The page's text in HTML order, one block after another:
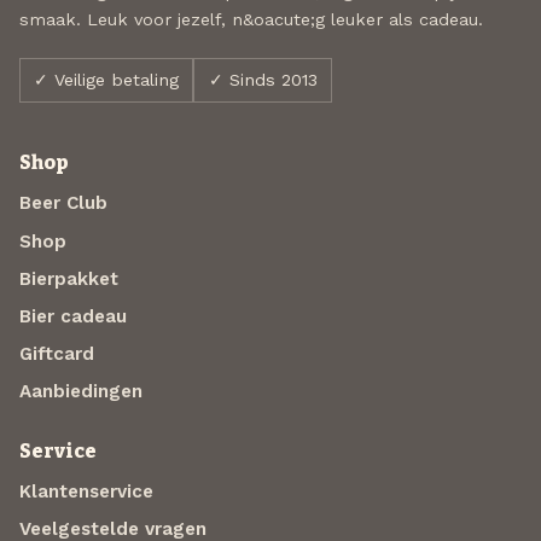
smaak. Leuk voor jezelf, n&oacute;g leuker als cadeau.
✓ Veilige betaling ✓ Sinds 2013
Shop
Beer Club
Shop
Bierpakket
Bier cadeau
Giftcard
Aanbiedingen
Service
Klantenservice
Veelgestelde vragen